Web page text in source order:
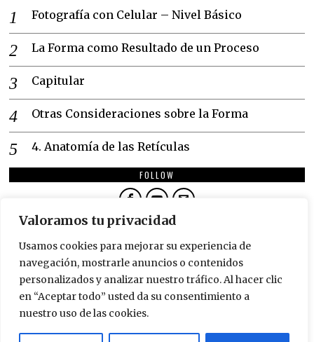
Valoramos tu privacidad
Usamos cookies para mejorar su experiencia de
navegación, mostrarle anuncios o contenidos
personalizados y analizar nuestro tráfico. Al hacer clic
en “Aceptar todo” usted da su consentimiento a
nuestro uso de las cookies.
Fotografía con Celular – Nivel Básico
La Forma como Resultado de un Proceso
Capitular
Otras Consideraciones sobre la Forma
4. Anatomía de las Retículas
FOLLOW
SUSCRÍBETE